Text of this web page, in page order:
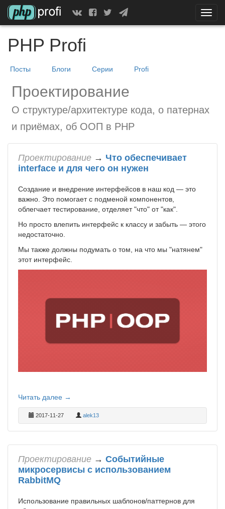
PHP Profi
Посты Блоги Серии Profi
Проектирование
О структуре/архитектуре кода, о патернах
и приёмах, об ООП в PHP
Проектирование → Что обеспечивает
interface и для чего он нужен
Создание и внедрение интерфейсов в наш код — это
важно. Это помогает с подменой компонентов,
облегчает тестирование, отделяет "что" от "как".
Но просто влепить интерфейс к классу и забыть — этого
недостаточно.
Мы также должны подумать о том, на что мы "натянем"
этот интерфейс.
Читать далее →
2017-11-27 alek13
Проектирование → Событийные
микросервисы с использованием
RabbitMQ
Использование правильных шаблонов/паттернов для